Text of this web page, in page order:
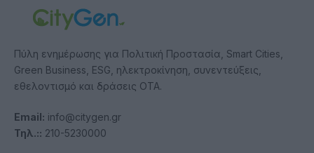
Πύλη ενημέρωσης για Πολιτική Προστασία, Smart Cities,
Green Business, ESG, ηλεκτροκίνηση, συνεντεύξεις,
εθελοντισμό και δράσεις ΟΤΑ.
Email: info@citygen.gr
Τηλ.:: 210-5230000